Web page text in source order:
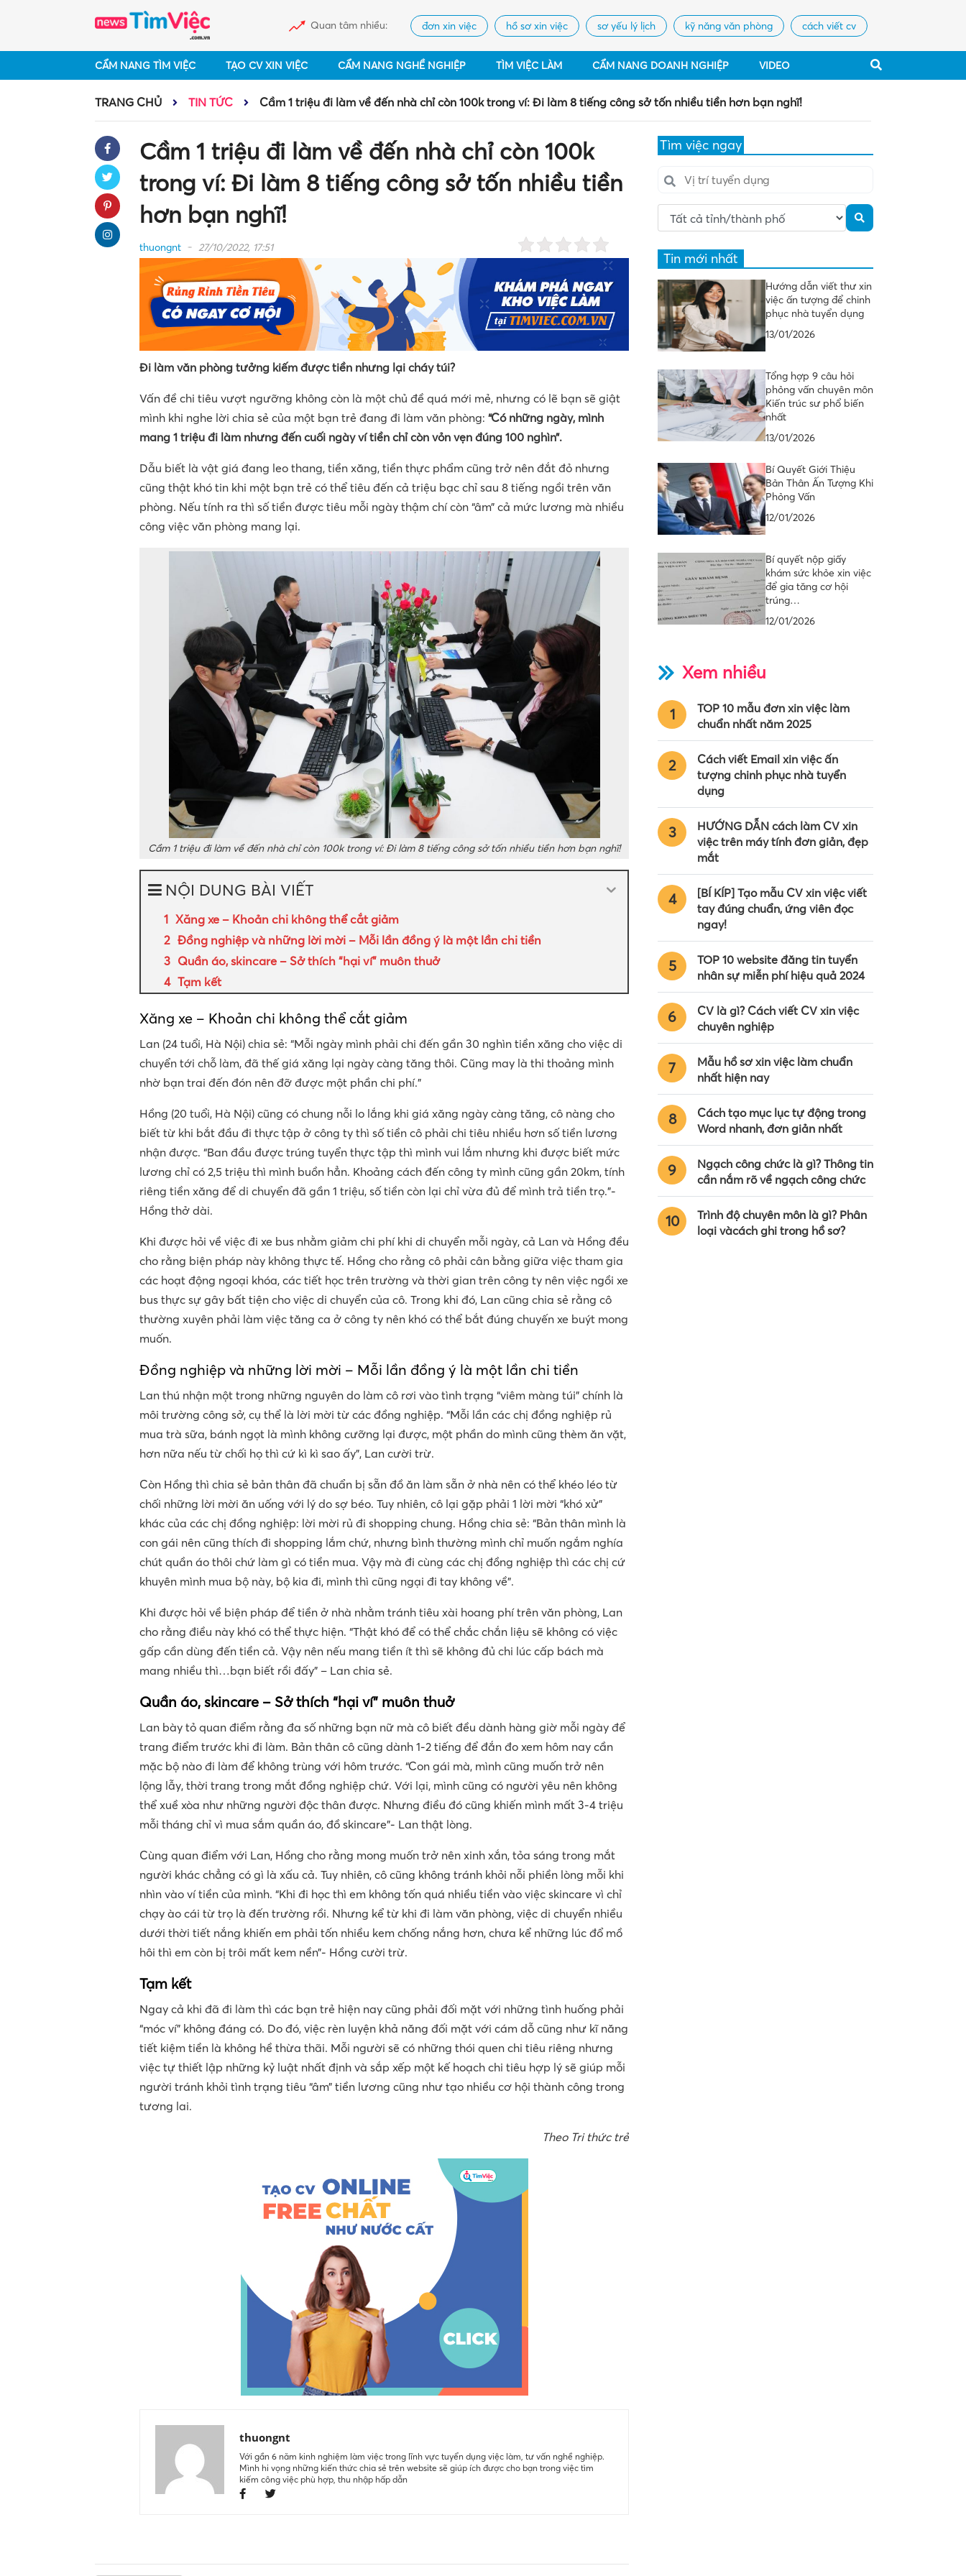
Quan tâm nhiều: đơn xin việc hồ sơ xin việc sơ yếu lý lịch kỹ năng văn phòng cách viết cv
CẨM NANG TÌM VIỆC TẠO CV XIN VIỆC CẨM NANG NGHỀ NGHIỆP TÌM VIỆC LÀM CẨM NANG DOANH NGHIỆP VIDEO
TRANG CHỦ TIN TỨC Cầm 1 triệu đi làm về đến nhà chỉ còn 100k trong ví: Đi làm 8 tiếng công sở tốn nhiều tiền hơn bạn nghĩ!
Cầm 1 triệu đi làm về đến nhà chỉ còn 100k
trong ví: Đi làm 8 tiếng công sở tốn nhiều tiền
hơn bạn nghĩ!
thuongnt 27/10/2022, 17:51
Đi làm văn phòng tưởng kiếm được tiền nhưng lại cháy túi?
Vấn đề chi tiêu vượt ngưỡng không còn là một chủ đề quá mới mẻ, nhưng có lẽ bạn sẽ giật
mình khi nghe lời chia sẻ của một bạn trẻ đang đi làm văn phòng: “Có những ngày, mình
mang 1 triệu đi làm nhưng đến cuối ngày ví tiền chỉ còn vỏn vẹn đúng 100 nghìn”.
Dẫu biết là vật giá đang leo thang, tiền xăng, tiền thực phẩm cũng trở nên đắt đỏ nhưng
cũng thật khó tin khi một bạn trẻ có thể tiêu đến cả triệu bạc chỉ sau 8 tiếng ngồi trên văn
phòng. Nếu tính ra thì số tiền được tiêu mỗi ngày thậm chí còn “âm” cả mức lương mà nhiều
công việc văn phòng mang lại.
Cầm 1 triệu đi làm về đến nhà chỉ còn 100k trong ví: Đi làm 8 tiếng công sở tốn nhiều tiền hơn bạn nghĩ!
NỘI DUNG BÀI VIẾT
Xăng xe – Khoản chi không thể cắt giảm
Đồng nghiệp và những lời mời – Mỗi lần đồng ý là một lần chi tiền
Quần áo, skincare – Sở thích “hại ví” muôn thuở
Tạm kết
Xăng xe – Khoản chi không thể cắt giảm
Lan (24 tuổi, Hà Nội) chia sẻ: “Mỗi ngày mình phải chi đến gần 30 nghìn tiền xăng cho việc di
chuyển tới chỗ làm, đã thế giá xăng lại ngày càng tăng thôi. Cũng may là thi thoảng mình
nhờ bạn trai đến đón nên đỡ được một phần chi phí.”
Hồng (20 tuổi, Hà Nội) cũng có chung nỗi lo lắng khi giá xăng ngày càng tăng, cô nàng cho
biết từ khi bắt đầu đi thực tập ở công ty thì số tiền cô phải chi tiêu nhiều hơn số tiền lương
nhận được. “Ban đầu được trúng tuyển thực tập thì mình vui lắm nhưng khi được biết mức
lương chỉ có 2,5 triệu thì mình buồn hẳn. Khoảng cách đến công ty mình cũng gần 20km, tính
riêng tiền xăng để di chuyển đã gần 1 triệu, số tiền còn lại chỉ vừa đủ để mình trả tiền trọ.”-
Hồng thở dài.
Khi được hỏi về việc đi xe bus nhằm giảm chi phí khi di chuyển mỗi ngày, cả Lan và Hồng đều
cho rằng biện pháp này không thực tế. Hồng cho rằng cô phải cân bằng giữa việc tham gia
các hoạt động ngoại khóa, các tiết học trên trường và thời gian trên công ty nên việc ngồi xe
bus thực sự gây bất tiện cho việc di chuyển của cô. Trong khi đó, Lan cũng chia sẻ rằng cô
thường xuyên phải làm việc tăng ca ở công ty nên khó có thể bắt đúng chuyến xe buýt mong
muốn.
Đồng nghiệp và những lời mời – Mỗi lần đồng ý là một lần chi tiền
Lan thú nhận một trong những nguyên do làm cô rơi vào tình trạng “viêm màng túi” chính là
môi trường công sở, cụ thể là lời mời từ các đồng nghiệp. “Mỗi lần các chị đồng nghiệp rủ
mua trà sữa, bánh ngọt là mình không cưỡng lại được, một phần do mình cũng thèm ăn vặt,
hơn nữa nếu từ chối họ thì cứ kì kì sao ấy”, Lan cười trừ.
Còn Hồng thì chia sẻ bản thân đã chuẩn bị sẵn đồ ăn làm sẵn ở nhà nên có thể khéo léo từ
chối những lời mời ăn uống với lý do sợ béo. Tuy nhiên, cô lại gặp phải 1 lời mời “khó xử”
khác của các chị đồng nghiệp: lời mời rủ đi shopping chung. Hồng chia sẻ: “Bản thân mình là
con gái nên cũng thích đi shopping lắm chứ, nhưng bình thường mình chỉ muốn ngắm nghía
chút quần áo thôi chứ làm gì có tiền mua. Vậy mà đi cùng các chị đồng nghiệp thì các chị cứ
khuyên mình mua bộ này, bộ kia đi, mình thì cũng ngại đi tay không về”.
Khi được hỏi về biện pháp để tiền ở nhà nhằm tránh tiêu xài hoang phí trên văn phòng, Lan
cho rằng điều này khó có thể thực hiện. “Thật khó để có thể chắc chắn liệu sẽ không có việc
gấp cần dùng đến tiền cả. Vậy nên nếu mang tiền ít thì sẽ không đủ chi lúc cấp bách mà
mang nhiều thì…bạn biết rồi đấy” – Lan chia sẻ.
Quần áo, skincare – Sở thích “hại ví” muôn thuở
Lan bày tỏ quan điểm rằng đa số những bạn nữ mà cô biết đều dành hàng giờ mỗi ngày để
trang điểm trước khi đi làm. Bản thân cô cũng dành 1-2 tiếng để đắn đo xem hôm nay cần
mặc bộ nào đi làm để không trùng với hôm trước. “Con gái mà, mình cũng muốn trở nên
lộng lẫy, thời trang trong mắt đồng nghiệp chứ. Với lại, mình cũng có người yêu nên không
thể xuề xòa như những người độc thân được. Nhưng điều đó cũng khiến mình mất 3-4 triệu
mỗi tháng chỉ vì mua sắm quần áo, đồ skincare”- Lan thật lòng.
Cùng quan điểm với Lan, Hồng cho rằng mong muốn trở nên xinh xắn, tỏa sáng trong mắt
người khác chẳng có gì là xấu cả. Tuy nhiên, cô cũng không tránh khỏi nỗi phiền lòng mỗi khi
nhìn vào ví tiền của mình. “Khi đi học thì em không tốn quá nhiều tiền vào việc skincare vì chỉ
chạy ào cái từ trọ là đến trường rồi. Nhưng kể từ khi đi làm văn phòng, việc di chuyển nhiều
dưới thời tiết nắng khiến em phải tốn nhiều kem chống nắng hơn, chưa kể những lúc đổ mồ
hôi thì em còn bị trôi mất kem nền”- Hồng cười trừ.
Tạm kết
Ngay cả khi đã đi làm thì các bạn trẻ hiện nay cũng phải đối mặt với những tình huống phải
“móc ví” không đáng có. Do đó, việc rèn luyện khả năng đối mặt với cám dỗ cũng như kĩ năng
tiết kiệm tiền là không hề thừa thãi. Mỗi người sẽ có những thói quen chi tiêu riêng nhưng
việc tự thiết lập những kỷ luật nhất định và sắp xếp một kế hoạch chi tiêu hợp lý sẽ giúp mỗi
người tránh khỏi tình trạng tiêu “âm” tiền lương cũng như tạo nhiều cơ hội thành công trong
tương lai.
Theo Tri thức trẻ
thuongnt
Với gần 6 năm kinh nghiệm làm việc trong lĩnh vực tuyển dụng việc làm, tư vấn nghề nghiệp.
Mình hi vọng những kiến thức chia sẻ trên website sẽ giúp ích được cho bạn trong việc tìm
kiếm công việc phù hợp, thu nhập hấp dẫn
Tìm việc ngay
Tin mới nhất
Hướng dẫn viết thư xin
việc ấn tượng để chinh
phục nhà tuyển dụng
13/01/2026
Tổng hợp 9 câu hỏi
phỏng vấn chuyên môn
Kiến trúc sư phổ biến
nhất
13/01/2026
Bí Quyết Giới Thiệu
Bản Thân Ấn Tượng Khi
Phỏng Vấn
12/01/2026
Bí quyết nộp giấy
khám sức khỏe xin việc
để gia tăng cơ hội
trúng…
12/01/2026
Xem nhiều
1
TOP 10 mẫu đơn xin việc làm
chuẩn nhất năm 2025
2
Cách viết Email xin việc ấn
tượng chinh phục nhà tuyển
dụng
3
HƯỚNG DẪN cách làm CV xin
việc trên máy tính đơn giản, đẹp
mắt
4
[BÍ KÍP] Tạo mẫu CV xin việc viết
tay đúng chuẩn, ứng viên đọc
ngay!
5
TOP 10 website đăng tin tuyển
nhân sự miễn phí hiệu quả 2024
6
CV là gì? Cách viết CV xin việc
chuyên nghiệp
7
Mẫu hồ sơ xin việc làm chuẩn
nhất hiện nay
8
Cách tạo mục lục tự động trong
Word nhanh, đơn giản nhất
9
Ngạch công chức là gì? Thông tin
cần nắm rõ về ngạch công chức
10
Trình độ chuyên môn là gì? Phân
loại vàcách ghi trong hồ sơ?